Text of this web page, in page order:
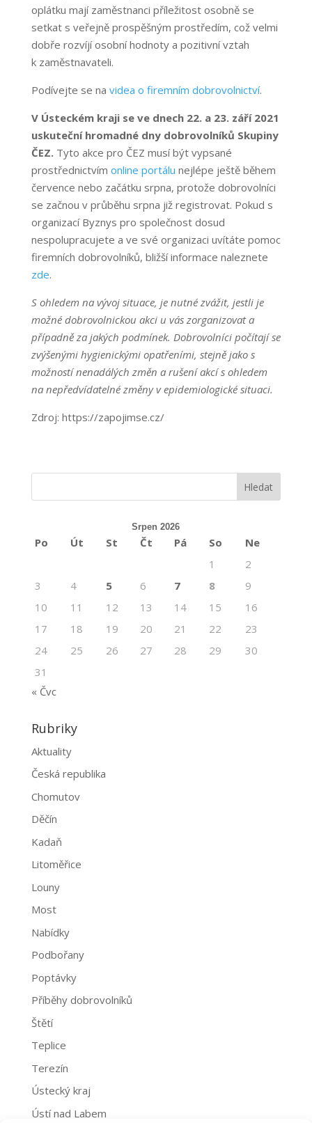
oplátku mají zaměstnanci příležitost osobně se
setkat s veřejně prospěšným prostředím, což velmi
dobře rozvíjí osobní hodnoty a pozitivní vztah
k zaměstnavateli.
Podívejte se na videa o firemním dobrovolnictví.
V Ústeckém kraji se ve dnech 22. a 23. září 2021
uskuteční hromadné dny dobrovolníků Skupiny
ČEZ. Tyto akce pro ČEZ musí být vypsané
prostřednictvím online portálu nejlépe ještě během
července nebo začátku srpna, protože dobrovolníci
se začnou v průběhu srpna již registrovat. Pokud s
organizací Byznys pro společnost dosud
nespolupracujete a ve své organizaci uvítáte pomoc
firemních dobrovolníků, bližší informace naleznete
zde.
S ohledem na vývoj situace, je nutné zvážit, jestli je
možné dobrovolnickou akci u vás zorganizovat a
případně za jakých podmínek. Dobrovolníci počítají se
zvýšenými hygienickými opatřeními, stejně jako s
možností nenadálých změn a rušení akcí s ohledem
na nepředvídatelné změny v epidemiologické situaci.
Zdroj: https://zapojimse.cz/
Srpen 2026
Po Út St Čt Pá So
Ne
1
2
3
4 5 6 7 8
9
10
11 12 13 14 15
16
17
18 19 20 21 22
23
24
25 26 27 28 29
30
31
« Čvc
Rubriky
Aktuality
Česká republika
Chomutov
Děčín
Kadaň
Litoměřice
Louny
Most
Nabídky
Podbořany
Poptávky
Příběhy dobrovolníků
Štětí
Teplice
Terezín
Ústecký kraj
Ústí nad Labem